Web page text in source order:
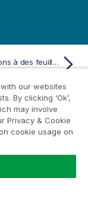
Ajout d'actions à des feuilles
our websites
By clicking ‘Ok’,
may involve
Privacy & Cookie
cookie usage on